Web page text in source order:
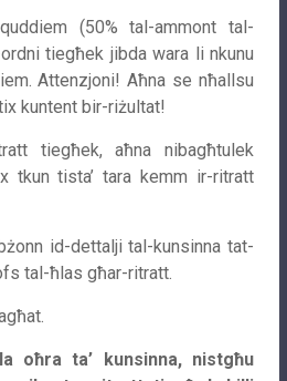
(50% tal-ammont tal-
tiegħek jibda wara li nkunu
Attenzjoni! Aħna se nħallsu
kuntent bir-riżultat!
tiegħek, aħna nibagħtulek
tkun tista’ tara kemm ir-ritratt
id-dettalji tal-kunsinna tat-
tal-ħlas għar-ritratt.
oħra ta’ kunsinna, nistgħu